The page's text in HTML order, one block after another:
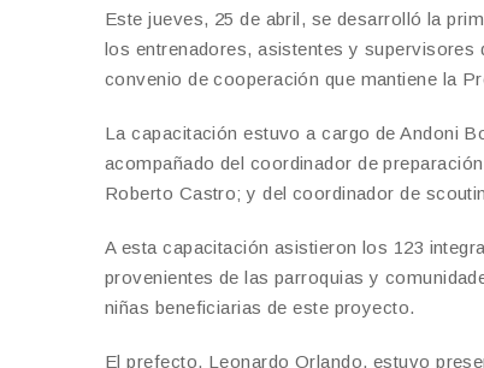
Este jueves, 25 de abril, se desarrolló la
los entrenadores, asistentes y
convenio de cooperación que mantiene la
La capacitación estuvo a cargo de Andoni
acompañado del coordinador de
Roberto Castro; y del coordinador de
A esta capacitación asistieron los 123
provenientes de las parroquias y
niñas beneficiarias de este proyecto.
El prefecto, Leonardo Orlando, estuvo